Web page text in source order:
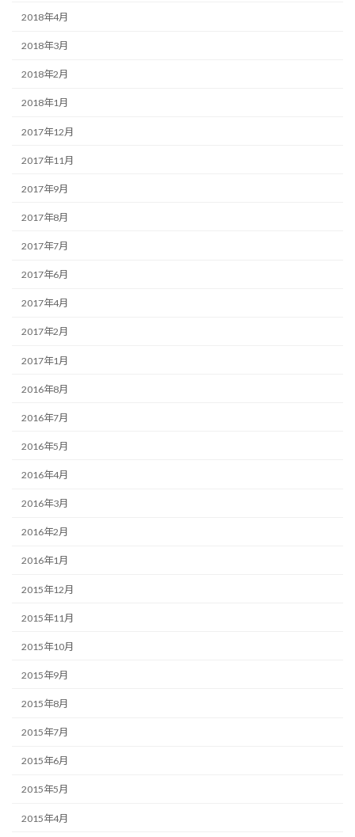
2018年4月
2018年3月
2018年2月
2018年1月
2017年12月
2017年11月
2017年9月
2017年8月
2017年7月
2017年6月
2017年4月
2017年2月
2017年1月
2016年8月
2016年7月
2016年5月
2016年4月
2016年3月
2016年2月
2016年1月
2015年12月
2015年11月
2015年10月
2015年9月
2015年8月
2015年7月
2015年6月
2015年5月
2015年4月